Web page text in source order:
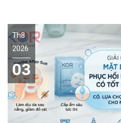
Th8
2026
03